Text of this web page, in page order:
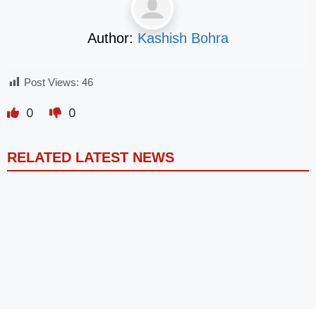
Author: Kashish Bohra
Post Views: 46
0 0
RELATED LATEST NEWS